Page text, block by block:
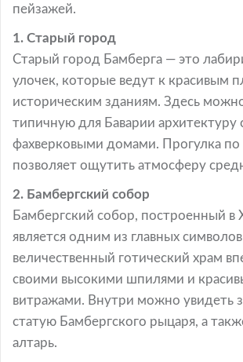
пейзажей.
1. Старый город
Старый город Бамберга — это
улочек, которые ведут к красивым
историческим зданиям. Здесь
типичную для Баварии архитектуру
фахверковыми домами. Прогулка по
позволяет ощутить атмосферу
2. Бамбергский собор
Бамбергский собор, построенный в
является одним из главных
величественный готический храм
своими высокими шпилями и
витражами. Внутри можно увидеть
статую Бамбергского рыцаря, а
алтарь.